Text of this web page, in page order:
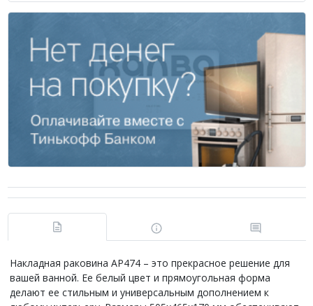
Накладная раковина AP474 – это прекрасное решение для
вашей ванной. Ее белый цвет и прямоугольная форма
делают ее стильным и универсальным дополнением к